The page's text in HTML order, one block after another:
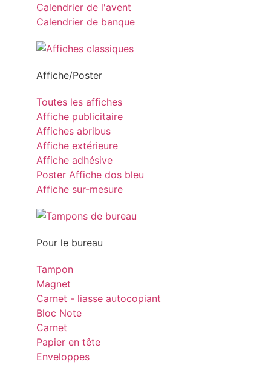
Calendrier de l'avent
Calendrier de banque
Affiche/Poster
Toutes les affiches
Affiche publicitaire
Affiches abribus
Affiche extérieure
Affiche adhésive
Poster Affiche dos bleu
Affiche sur-mesure
Pour le bureau
Tampon
Magnet
Carnet - liasse autocopiant
Bloc Note
Carnet
Papier en tête
Enveloppes